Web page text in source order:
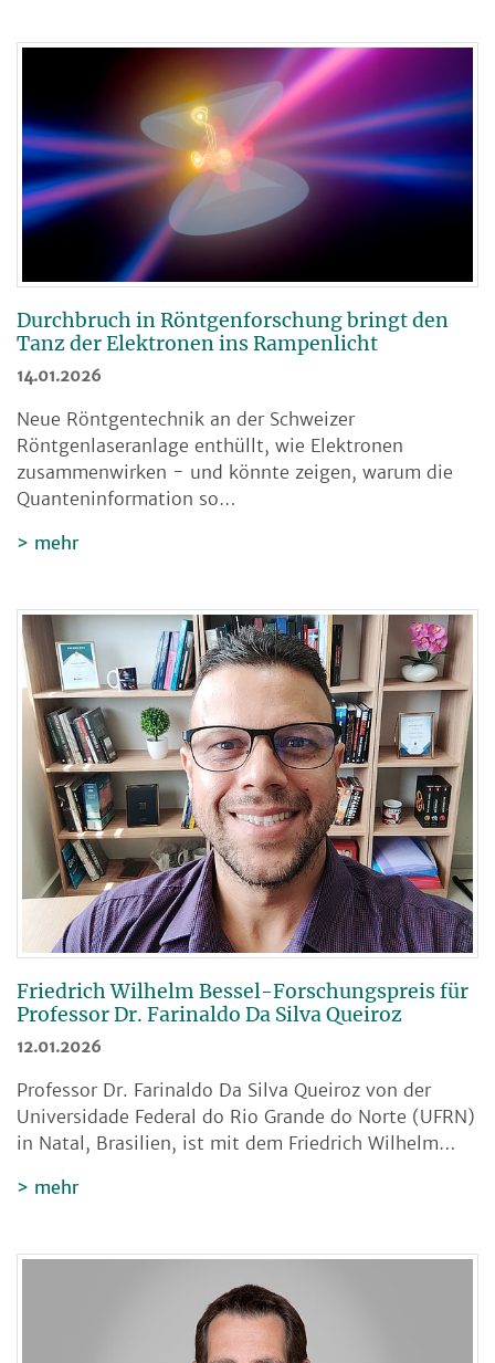
Durchbruch in Röntgenforschung bringt den
Tanz der Elektronen ins Rampenlicht
14.01.2026
Neue Röntgentechnik an der Schweizer
Röntgenlaseranlage enthüllt, wie Elektronen
zusammenwirken - und könnte zeigen, warum die
Quanteninformation so…
mehr
Friedrich Wilhelm Bessel-Forschungspreis für
Professor Dr. Farinaldo Da Silva Queiroz
12.01.2026
Professor Dr. Farinaldo Da Silva Queiroz von der
Universidade Federal do Rio Grande do Norte (UFRN)
in Natal, Brasilien, ist mit dem Friedrich Wilhelm…
mehr